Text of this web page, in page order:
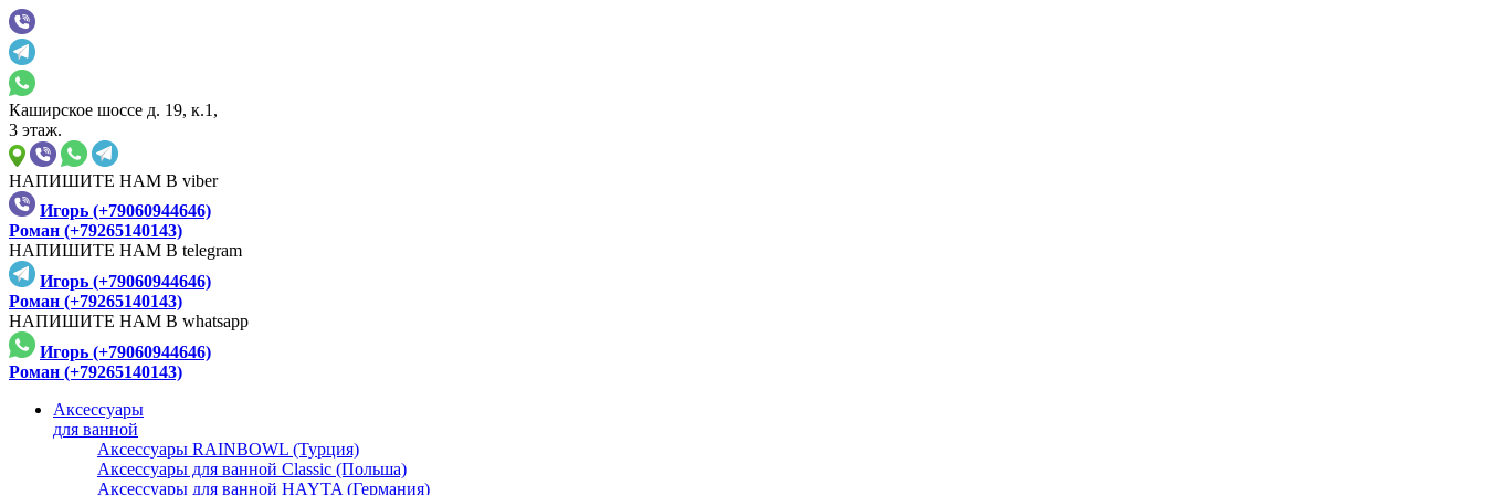
Каширское шоссе д. 19, к.1,
3 этаж.
НАПИШИТЕ НАМ В viber
Игорь (+79060944646)
Роман (+79265140143)
НАПИШИТЕ НАМ В telegram
Игорь (+79060944646)
Роман (+79265140143)
НАПИШИТЕ НАМ В whatsapp
Игорь (+79060944646)
Роман (+79265140143)
Аксессуары
для ванной
Аксессуары RAINBOWL (Турция)
Аксессуары для ванной Classic (Польша)
Аксессуары для ванной HAYTA (Германия)